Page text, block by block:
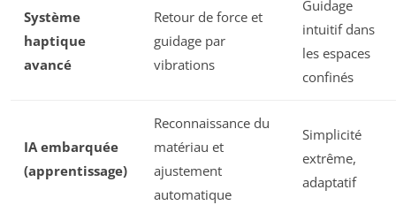
Système
haptique
avancé
Retour de force et
guidage par
vibrations
Guidage
intuitif dans
les espaces
confinés
IA embarquée
(apprentissage)
Reconnaissance du
matériau et
ajustement
automatique
Simplicité
extrême,
adaptatif